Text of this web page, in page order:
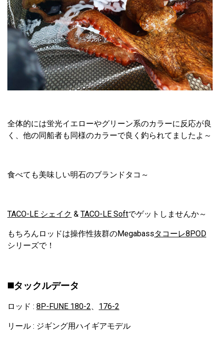
全体的には蛍光イエローやグリーン系のカラーに反応が良
く、他の同船者も同様のカラーで良く釣られてましたよ～
食べても美味しい明石のブランドタコ～
TACO-LE シェイク & TACO-LE Softでゲットしませんか～
もちろんロッドは操作性抜群のMegabassタコーレ8POD
シリーズで！
◼️タックルデータ
ロッド : 8P-FUNE 180-2 176-2
リール : ジギング用ハイギアモデル